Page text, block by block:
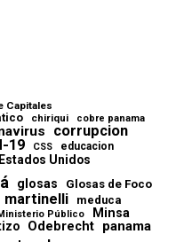
Capitales
chiriqui cobre panama
corrupcion
19 CSS educacion
Estados Unidos
glosas Glosas de Foco
martinelli meduca
Público Minsa
Odebrecht panama